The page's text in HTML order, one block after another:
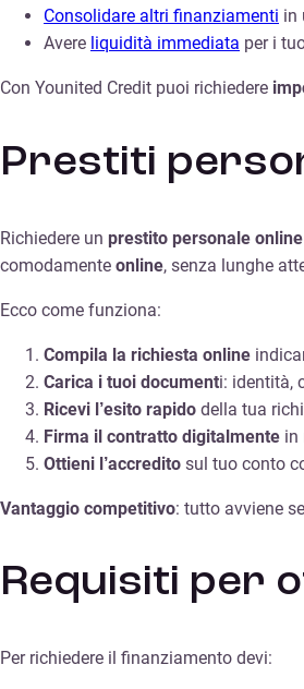
Consolidare altri finanziamenti in
Avere liquidità immediata per i
Con Younited Credit puoi richiedere
Prestiti
Richiedere un prestito personale online
comodamente online, senza lunghe
Ecco come funziona:
Compila la richiesta online
Carica i tuoi documenti: identità,
Ricevi l’esito rapido della tua
Firma il contratto digitalmente in
Ottieni l’accredito sul tuo conto
Vantaggio competitivo: tutto avviene
Requisiti per
Per richiedere il finanziamento devi: